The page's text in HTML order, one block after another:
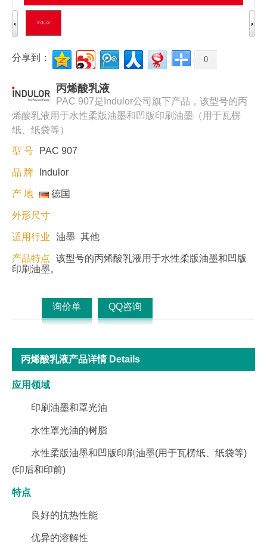
分享到： 0
丙烯酸乳液
PAC 907是Indulor公司旗下产品，该型号的丙
烯酸乳液用于水性柔版油墨和凹版印刷油墨（用于瓦楞
纸、纸袋等）
型 号 PAC 907
品 牌 Indulor
产 地 德国
外形尺寸
适用行业 油墨 其他
产品特点
该型号的丙烯酸乳液用于水性柔版油墨和凹版
印刷油墨。
询价单 QQ咨询
丙烯酸乳液产品详情 Details
应用领域
印刷油墨和罩光油
水性罩光油的树脂
水性柔版油墨和凹版印刷油墨(用于瓦楞纸、纸袋等)
(印后和印前)
特点
良好的抗热性能
优异的溶解性